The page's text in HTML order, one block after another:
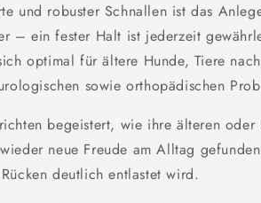
und robuster Schnallen ist das
– ein fester Halt ist jederzeit
optimal für ältere Hunde, Tiere nach
sowie orthopädischen
begeistert, wie ihre älteren oder
neue Freude am Alltag
deutlich entlastet wird.